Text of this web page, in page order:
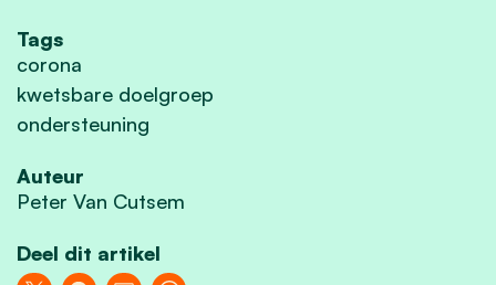
Tags
corona
kwetsbare doelgroep
ondersteuning
Auteur
Peter Van Cutsem
Deel dit artikel